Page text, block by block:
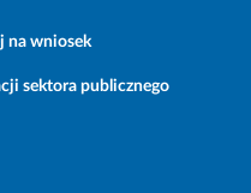
na wniosek
sektora publicznego